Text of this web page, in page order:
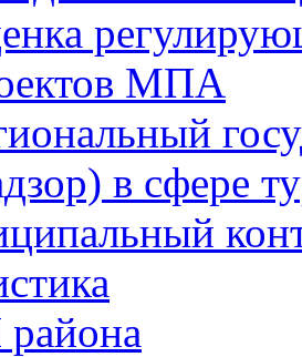
МПА
в сфере